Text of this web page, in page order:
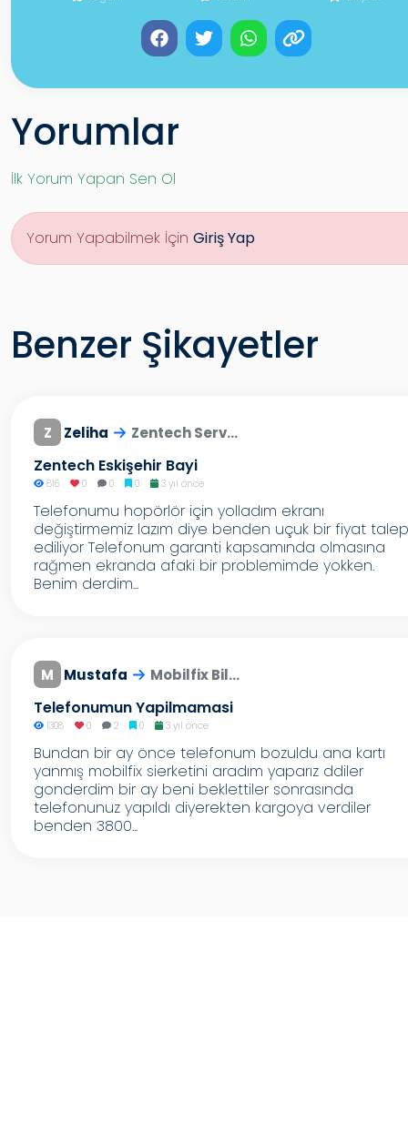
Yorumlar
İlk Yorum Yapan Sen Ol
Yorum Yapabilmek İçin Giriş Yap
Benzer Şikayetler
Z Zeliha Zentech Serv...
Zentech Eskişehir Bayi
816 0 0 0 3 yıl önce
Telefonumu hopörlör için yolladım ekranı
değiştirmemiz lazım diye benden uçuk bir fiyat talep
ediliyor Telefonum garanti kapsamında olmasına
rağmen ekranda afaki bir problemimde yokken.
Benim derdim...
M Mustafa Mobilfix Bil...
Telefonumun Yapilmamasi
1308 0 2 0 3 yıl önce
Bundan bir ay önce telefonum bozuldu ana kartı
yanmış mobilfix sierketini aradım yaparız ddiler
gonderdim bir ay beni beklettiler sonrasında
telefonunuz yapıldı diyerekten kargoya verdiler
benden 3800...